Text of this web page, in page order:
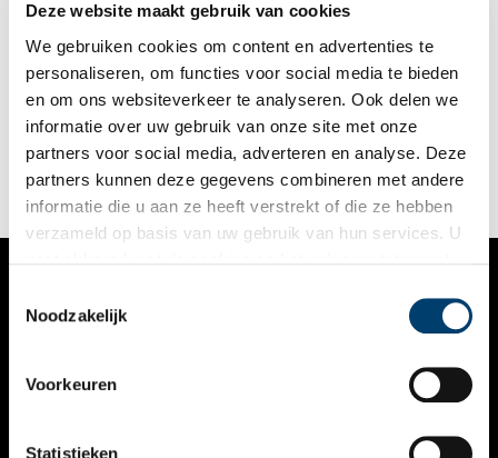
Deze website maakt gebruik van cookies
We gebruiken cookies om content en advertenties te
personaliseren, om functies voor social media te bieden
en om ons websiteverkeer te analyseren. Ook delen we
informatie over uw gebruik van onze site met onze
partners voor social media, adverteren en analyse. Deze
partners kunnen deze gegevens combineren met andere
informatie die u aan ze heeft verstrekt of die ze hebben
verzameld op basis van uw gebruik van hun services. U
Noodzakelijk
Voorkeuren
Statistieken
Op donderdag 26 juni gaat in het Zandvoorts Museum de
bijzondere locatie voorstelling Kogel in de Kont in première:
een indringend korte theaterstuk van 20 minuten over
herinneringen, schuld en de impact van oorlog op gewone
levens.
1 min
VERHALEN
KALENDER
THEMA’S